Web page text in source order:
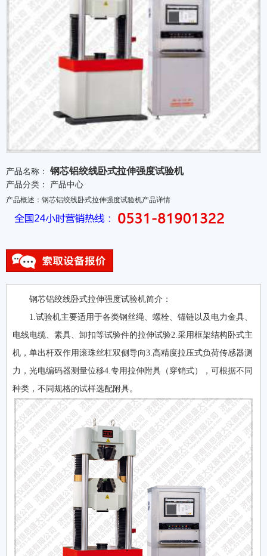
产品名称： 钢芯铝绞线卧式拉伸强度试验机
产品分类： 产品中心
产品概述：钢芯铝绞线卧式拉伸强度试验机产品详情
钢芯铝绞线卧式拉伸强度试验机简介：
1.试验机主要适用于各类钢丝绳、螺栓、锚链以及电力金具、
电线电缆、素具、卸扣等试验件的拉伸试验2.采用框架结构卧式主
机，单出杆双作用滚珠丝杠双侧导向3.高精度拉压式负荷传感器测
力，光电编码器测量位移4.专用拉伸附具（穿销式），可根据不同
种类，不同规格的试样选配附具。